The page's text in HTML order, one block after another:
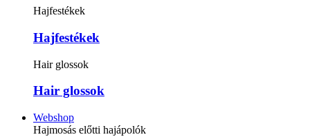
Hajfestékek
Hajfestékek
Hair glossok
Hair glossok
Webshop
Hajmosás előtti hajápolók